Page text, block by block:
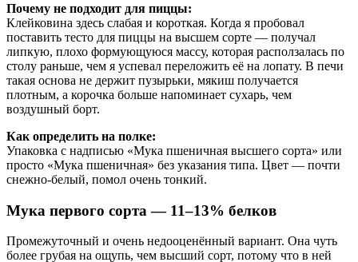
Почему не подходит для пиццы:
Клейковина здесь слабая и короткая. Когда я пробовал
поставить тесто для пиццы на высшем сорте — получал
липкую, плохо формующуюся массу, которая расползалась по
столу раньше, чем я успевал переложить её на лопату. В печи
такая основа не держит пузырьки, мякиш получается
плотным, а корочка больше напоминает сухарь, чем
воздушный борт.
Как определить на полке:
Упаковка с надписью «Мука пшеничная высшего сорта» или
просто «Мука пшеничная» без указания типа. Цвет — почти
снежно-белый, помол очень тонкий.
Мука первого сорта — 11–13% белков
Промежуточный и очень недооценённый вариант. Она чуть
более грубая на ощупь, чем высший сорт, потому что в ней